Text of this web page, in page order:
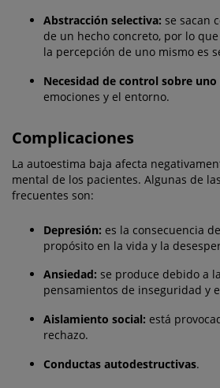
Abstracción selectiva: se sacan
de un hecho concreto, por lo
la percepción de uno mismo es
Necesidad de control sobre
emociones y el entorno.
Complicaciones
La autoestima baja afecta
mental de los pacientes. Algunas de
frecuentes son:
Depresión: es la consecuencia
propósito en la vida y la
Ansiedad: se produce debido a
pensamientos de inseguridad y
Aislamiento social: está
rechazo.
Conductas autodestructivas.